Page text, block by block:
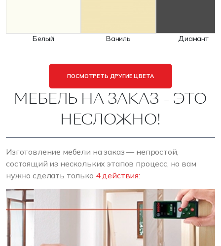
Белый Ваниль Диамант
ПОСМОТРЕТЬ ДРУГИЕ ЦВЕТА
МЕБЕЛЬ НА ЗАКАЗ - ЭТО
НЕСЛОЖНО!
Изготовление мебели на заказ — непростой,
состоящий из нескольких этапов процесс, но вам
нужно сделать только 4 действия: